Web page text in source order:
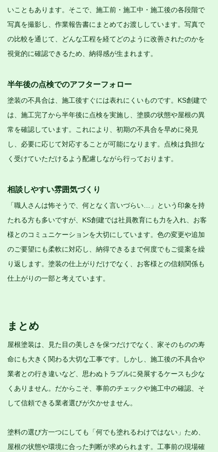
いこともあります。そこで、施工前・施工中・施工後の各段階で
写真を撮影し、作業報告書にまとめてお渡ししています。写真で
の比較を通じて、どんな工程を経てどのように改善されたのかを
視覚的に確認できるため、納得感が生まれます。
半年後の点検でのアフターフォロー
塗装の不具合は、施工後すぐには表れにくいものです。KS創建で
は、施工完了から半年後に点検を実施し、塗膜の状態や屋根の異
常を確認しています。これにより、初期の不具合を早めに発見
し、必要に応じて対応することが可能になります。点検は負担な
く受けていただけるよう配慮しながら行っております。
相談しやすい雰囲気づくり
「職人さんは怖そうで、何となく言いづらい…」という印象を持
たれる方も多いですが、KS創建では社員教育にも力を入れ、お客
様とのコミュニケーションを大切にしています。色の変更や追加
のご要望にも柔軟に対応し、納得できるまで何度でもご提案を繰
り返します。塗装の仕上がりだけでなく、お客様との信頼関係も
仕上がりの一部と考えています。
まとめ
屋根塗装は、見た目の美しさを保つだけでなく、家そのものの寿
命にも大きく関わる大切な工事です。しかし、施工後の不具合や
業者との行き違いなど、思わぬトラブルに発展するケースも少な
くありません。だからこそ、事前のチェックや施工中の確認、そ
して信頼できる業者選びが欠かせません。
塗料の選び方一つにしても「何でも塗れるわけではない」ため、
屋根の状態や環境に合った判断が求められます。工事前の現場確